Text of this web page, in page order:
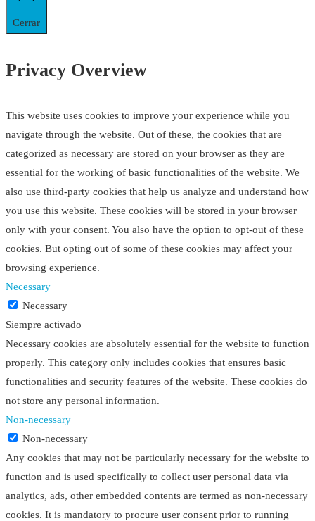
Cerrar
Privacy Overview
This website uses cookies to improve your experience while you
navigate through the website. Out of these, the cookies that are
categorized as necessary are stored on your browser as they are
essential for the working of basic functionalities of the website. We
also use third-party cookies that help us analyze and understand how
you use this website. These cookies will be stored in your browser
only with your consent. You also have the option to opt-out of these
cookies. But opting out of some of these cookies may affect your
browsing experience.
Necessary
Necessary
Siempre activado
Necessary cookies are absolutely essential for the website to function
properly. This category only includes cookies that ensures basic
functionalities and security features of the website. These cookies do
not store any personal information.
Non-necessary
Non-necessary
Any cookies that may not be particularly necessary for the website to
function and is used specifically to collect user personal data via
analytics, ads, other embedded contents are termed as non-necessary
cookies. It is mandatory to procure user consent prior to running